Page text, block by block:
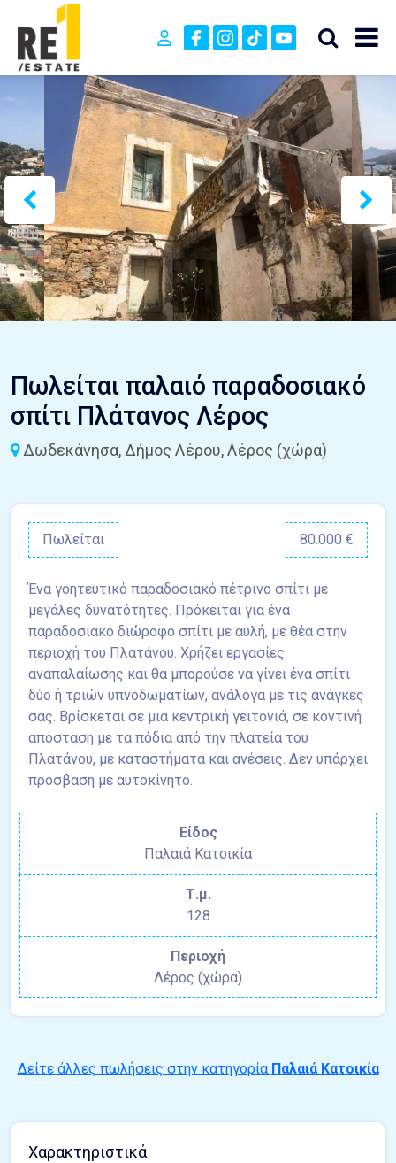
Πωλείται παλαιό παραδοσιακό
σπίτι Πλάτανος Λέρος
Δωδεκάνησα, Δήμος Λέρου, Λέρος (χώρα)
Πωλείται 80.000 €
Ένα γοητευτικό παραδοσιακό πέτρινο σπίτι με
μεγάλες δυνατότητες. Πρόκειται για ένα
παραδοσιακό διώροφο σπίτι με αυλή, με θέα στην
περιοχή του Πλατάνου. Χρήζει εργασίες
αναπαλαίωσης και θα μπορούσε να γίνει ένα σπίτι
δύο ή τριών υπνοδωματίων, ανάλογα με τις ανάγκες
σας. Βρίσκεται σε μια κεντρική γειτονιά, σε κοντινή
απόσταση με τα πόδια από την πλατεία του
Πλατάνου, με καταστήματα και ανέσεις. Δεν υπάρχει
πρόσβαση με αυτοκίνητο.
Είδος
Παλαιά Κατοικία
Τ.μ.
128
Περιοχή
Λέρος (χώρα)
Δείτε άλλες πωλήσεις στην κατηγορία Παλαιά Κατοικία
Χαρακτηριστικά